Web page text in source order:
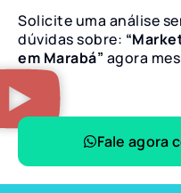
Solicite uma análise
dúvidas sobre:
em Marabá” agora
Fale agora